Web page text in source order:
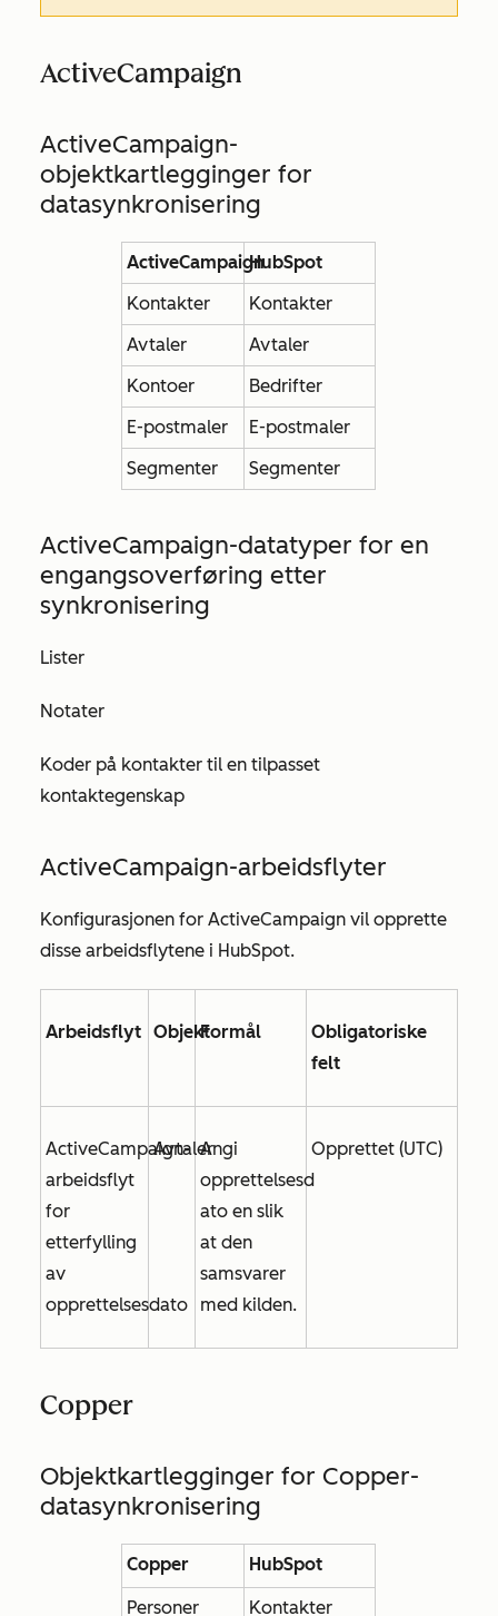
ActiveCampaign
ActiveCampaign-
objektkartlegginger for
datasynkronisering
ActiveCampaignHubSpot
Kontakter
Kontakter
Avtaler
Avtaler
Kontoer
Bedrifter
E-postmaler
E-postmaler
Segmenter
Segmenter
ActiveCampaign-datatyper for en
engangsoverføring etter
synkronisering
Lister
Notater
Koder på kontakter til en tilpasset
kontaktegenskap
ActiveCampaign-arbeidsflyter
Konfigurasjonen for ActiveCampaign vil opprette
disse arbeidsflytene i HubSpot.
Arbeidsflyt ObjektFormål
Obligatoriske
felt
ActiveCampaign-
arbeidsflyt
for
etterfylling
av
opprettelsesdato
AvtalerAngi
opprettelsesd
ato en slik
at den
samsvarer
med kilden.
Opprettet (UTC)
Copper
Objektkartlegginger for Copper-
datasynkronisering
Copper HubSpot
Personer Kontakter